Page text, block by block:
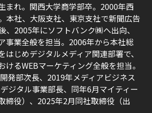
まれ。関西大学商学部卒。2000年西
本社、大阪支社、東京支社で新聞広告
、2005年にソフトバンク㈱へ出向、
事業全般を担当。2006年から本社総
はじめデジタルメディア関連部署で、
けるWEBマーケティング全般を担当。
発部次長、2019年メディアビジネス
ジタル事業部長、同年6月マイティー
締役）、2025年2月同社取締役（出